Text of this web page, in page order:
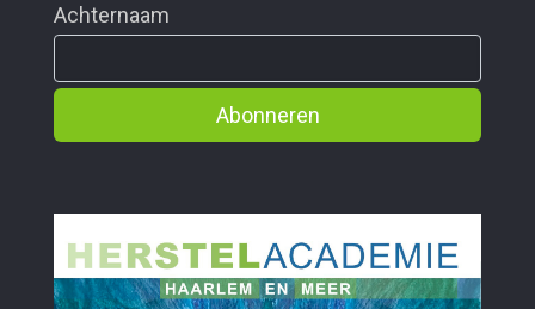
Achternaam
Abonneren